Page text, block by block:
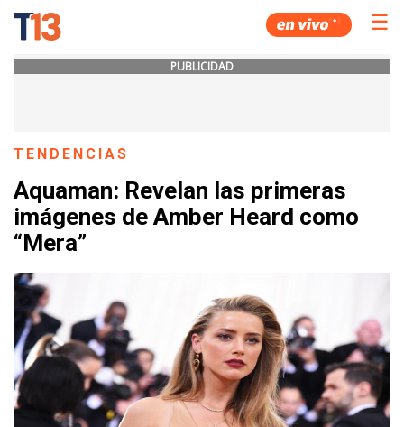
☰
PUBLICIDAD
TENDENCIAS
Aquaman: Revelan las primeras
imágenes de Amber Heard como
“Mera”